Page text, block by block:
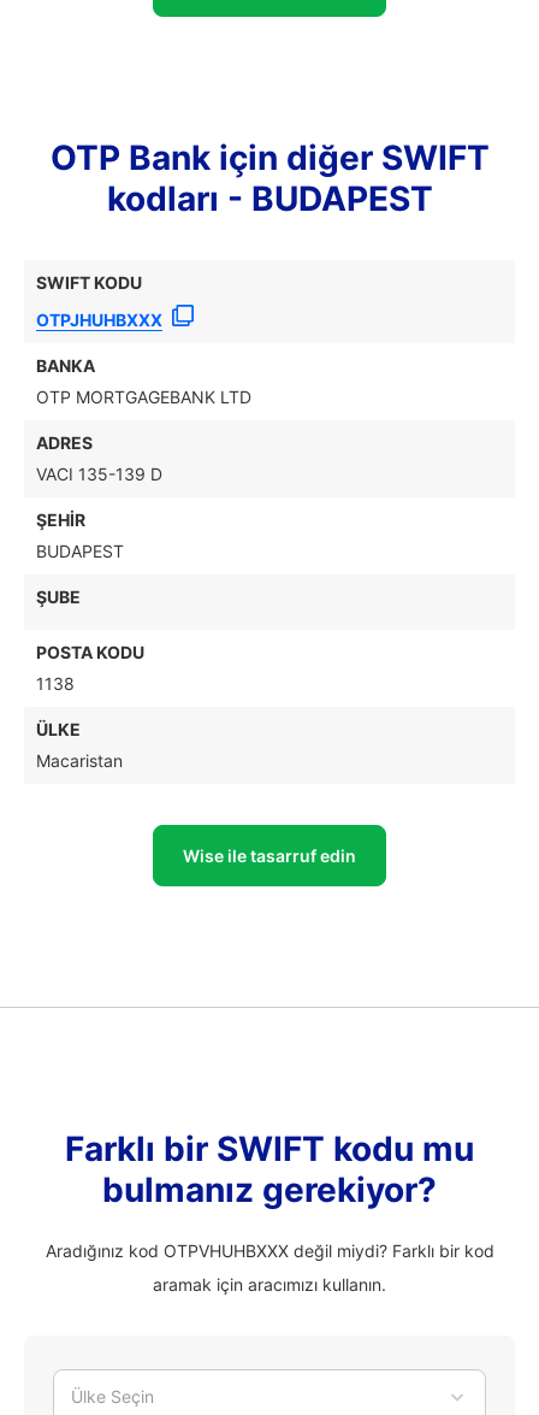
OTP Bank için diğer SWIFT
kodları - BUDAPEST
SWIFT KODU
OTPJHUHBXXX
BANKA
OTP MORTGAGEBANK LTD
ADRES
VACI 135-139 D
ŞEHIR
BUDAPEST
ŞUBE
POSTA KODU
1138
ÜLKE
Macaristan
Wise ile tasarruf edin
Farklı bir SWIFT kodu mu
bulmanız gerekiyor?
Aradığınız kod OTPVHUHBXXX değil miydi? Farklı bir kod
aramak için aracımızı kullanın.
Ülke Seçin